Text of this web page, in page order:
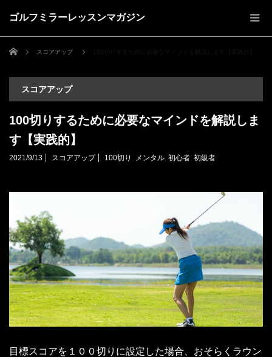
ゴルフミラーレッスンマガジン
ホーム スコアアップ
スコアアップ
100切りするために必要なマインドを解説しま
す【実践的】
2021/9/13 スコアアップ 100切り , メンタル, 初心者, 初級者
目標スコアを１００切りに設定した場合、おそらくラウン